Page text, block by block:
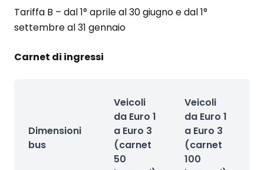
Tariffa B – dal 1° aprile al 30 giugno e dal 1°
settembre al 31 gennaio
Carnet di ingressi
Dimensioni
bus
Veicoli
da Euro 1
a Euro 3
(carnet
50
Veicoli
da Euro 1
a Euro 3
(carnet
100